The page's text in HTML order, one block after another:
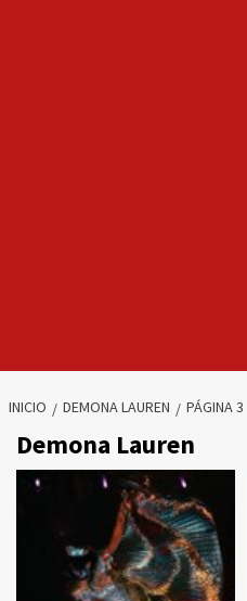
INICIO DEMONA LAUREN PÁGINA 3
Demona Lauren